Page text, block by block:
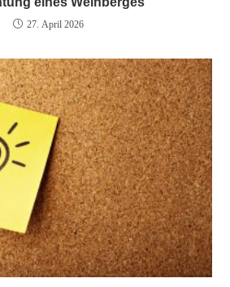
27. April 2026